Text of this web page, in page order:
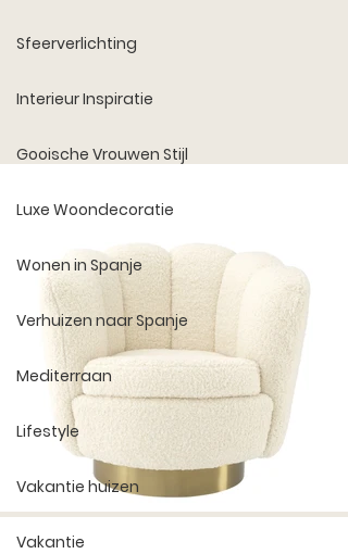
Sfeerverlichting
Interieur Inspiratie
Gooische Vrouwen Stijl
Luxe Woondecoratie
Wonen in Spanje
Verhuizen naar Spanje
Mediterraan
Lifestyle
Vakantie huizen
Vakantie